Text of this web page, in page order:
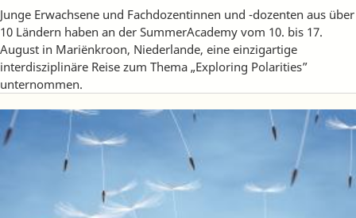
Junge Erwachsene und Fachdozentinnen und -dozenten aus über
10 Ländern haben an der SummerAcademy vom 10. bis 17.
August in Mariënkroon, Niederlande, eine einzigartige
interdisziplinäre Reise zum Thema „Exploring Polarities”
unternommen.